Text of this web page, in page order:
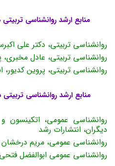
منابع ارشد روانشناسی
روانشناسی تربیتی، دکتر علی
روانشناسی تربیتی، عادل
روانشناسی تربیتی، پروین
منابع ارشد روانشناسی
روانشناسی عمومی، اتکینسون
دیگران، انتشارات رشد
روانشناسی عمومی، مریم
روانشناسی عمومی ابوالفضل فتحی